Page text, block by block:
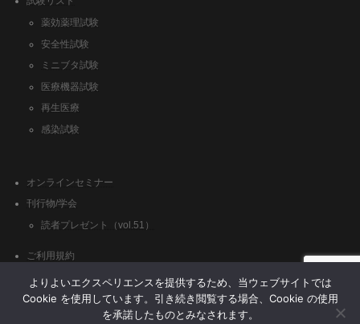
薬効薬理試験
安全性試験
ミニブタ試験
医療機器試験
再生医療
感染試験
オンラインセミナー
刊行物/学会
読者プレゼント（vol.51）
ご利用規約
クッキーポリシー
よりよいエクスペリエンスを提供するため、当ウェブサイトでは
Cookie を使用しています。引き続き閲覧する場合、Cookie の使用
を承諾したものとみなされます。